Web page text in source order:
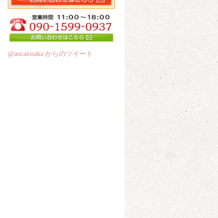
@ancatosaka からのツイート